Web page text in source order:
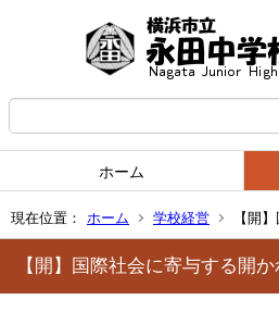
ホーム
現在位置： ホーム 学校経営 【開
【開】国際社会に寄与する開